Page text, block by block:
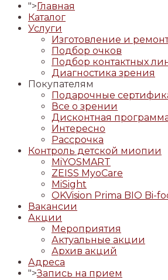
"> Главная
Каталог
Услуги
Изготовление и
Подбор очков
Подбор контактных
Диагностика зрения
Покупателям
Подарочные
Все о зрении
Дисконтная
Интересно
Рассрочка
Контроль детской миопии
MiYOSMART
ZEISS MyoCare
MiSight
OKVision Prima BIO Bi-
Вакансии
Акции
Мероприятия
Актуальные акции
Архив акций
Адреса
">Запись на прием